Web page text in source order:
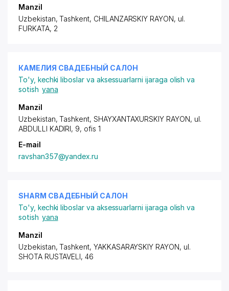
Manzil
Uzbekistan, Tashkent, CHILANZARSKIY RAYON, ul.
FURKATA, 2
КАМЕЛИЯ СВАДЕБНЫЙ САЛОН
To'y, kechki liboslar va aksessuarlarni ijaraga olish va
sotish yana
Manzil
Uzbekistan, Tashkent, SHAYXANTAXURSKIY RAYON, ul.
ABDULLI KADIRI, 9, ofis 1
E-mail
ravshan357@yandex.ru
SHARM СВАДЕБНЫЙ САЛОН
To'y, kechki liboslar va aksessuarlarni ijaraga olish va
sotish yana
Manzil
Uzbekistan, Tashkent, YAKKASARAYSKIY RAYON, ul.
SHOTA RUSTAVELI, 46